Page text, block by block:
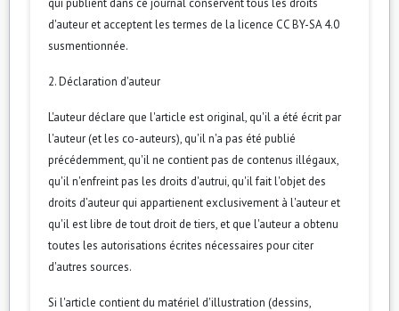
d'auteur et acceptent les termes de la licence CC BY-SA 4.0
susmentionnée.
2. Déclaration d'auteur
L'auteur déclare que l'article est original, qu'il a été écrit par
l'auteur (et les co-auteurs), qu'il n'a pas été publié
précédemment, qu'il ne contient pas de contenus illégaux,
qu'il n'enfreint pas les droits d'autrui, qu'il fait l'objet des
droits d’auteur qui appartienent exclusivement à l'auteur et
qu'il est libre de tout droit de tiers, et que l'auteur a obtenu
toutes les autorisations écrites nécessaires pour citer
d'autres sources.
Si l'article contient du matériel d'illustration (dessins,